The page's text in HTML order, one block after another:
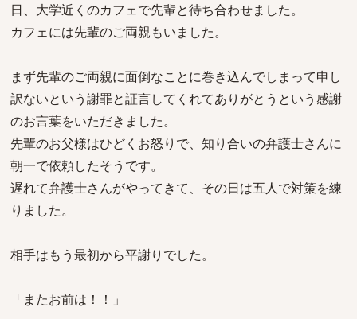
日、大学近くのカフェで先輩と待ち合わせました。
カフェには先輩のご両親もいました。
まず先輩のご両親に面倒なことに巻き込んでしまって申し
訳ないという謝罪と証言してくれてありがとうという感謝
のお言葉をいただきました。
先輩のお父様はひどくお怒りで、知り合いの弁護士さんに
朝一で依頼したそうです。
遅れて弁護士さんがやってきて、その日は五人で対策を練
りました。
相手はもう最初から平謝りでした。
「またお前は！！」